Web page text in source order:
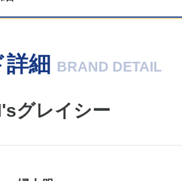
細 BRAND DETAIL
グレイシー